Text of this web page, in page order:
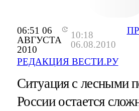
06:51 06
АВГУСТА
2010
10:18
06.08.2010
РЕДАКЦИЯ ВЕСТИ.РУ
Ситуация с лесными
России остается